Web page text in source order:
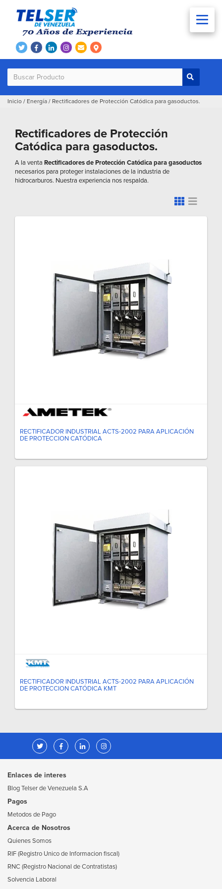
Inicio / Energía / Rectificadores de Protección Catódica para gasoductos.
Rectificadores de Protección
Catódica para gasoductos.
A la venta Rectificadores de Protección Catódica para gasoductos
necesarios para proteger instalaciones de la industria de
hidrocarburos. Nuestra experiencia nos respalda.
RECTIFICADOR INDUSTRIAL ACTS-2002 PARA APLICACIÓN
DE PROTECCION CATÓDICA
RECTIFICADOR INDUSTRIAL ACTS-2002 PARA APLICACIÓN
DE PROTECCION CATÓDICA KMT
Enlaces de interes
Blog Telser de Venezuela S.A
Pagos
Metodos de Pago
Acerca de Nosotros
Quienes Somos
RIF (Registro Unico de Informacion fiscal)
RNC (Registro Nacional de Contratistas)
Solvencia Laboral